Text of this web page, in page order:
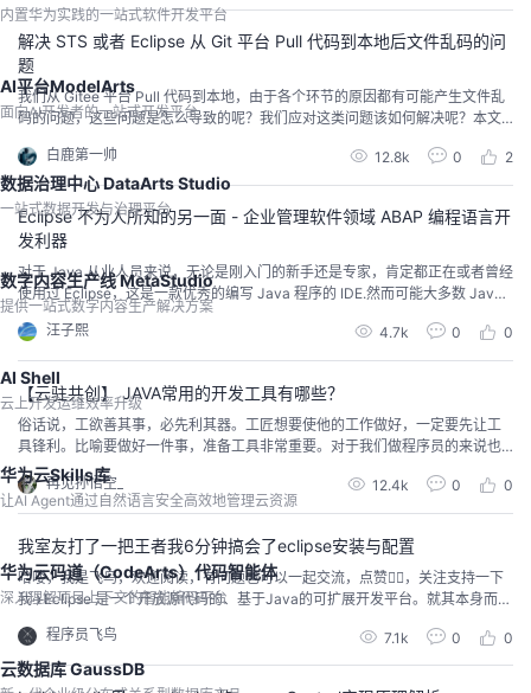
内置华为实践的一站式软件开发平台
AI平台ModelArts
面向AI开发者的一站式开发平台
数据治理中心 DataArts Studio
一站式数据开发与治理平台
数字内容生产线 MetaStudio
提供一站式数字内容生产解决方案
AI Shell
云上开发运维效率升级
华为云Skills库
让AI Agent通过自然语言安全高效地管理云资源
华为云码道（CodeArts）代码智能体
深入理解项目上下文的智能编码平台
云数据库 GaussDB
解决 STS 或者 Eclipse 从 Git 平台 Pull 代码到本地后文件乱码的问
题
我们从 Gitee 平台 Pull 代码到本地，由于各个环节的原因都有可能产生文件乱
码的问题，这些问题是怎么导致的呢？我们应对这类问题该如何解决呢？本文
白鹿第一帅
12.8k 0 2
Eclipse 不为人所知的另一面 - 企业管理软件领域 ABAP 编程语言开
发利器
对于 Java 从业人员来说，无论是刚入门的新手还是专家，肯定都正在或者曾经
使用过 Eclipse，这是一款优秀的编写 Java 程序的 IDE.然而可能大多数 Java
开发人员都没有意识到，Eclipse 同时也能用来进行另一款在企业管理软件开发
领域大名鼎鼎的编程语言的开发工作，这门语言就是 ABAP.在 2022 年 3 月最
新的 TIOBE 编程语言排行榜上，Python, C 和 ...
汪子熙 4.7k 0 0
【云驻共创】 JAVA常用的开发工具有哪些？
俗话说，工欲善其事，必先利其器。工匠想要使他的工作做好，一定要先让工
具锋利。比喻要做好一件事，准备工具非常重要。对于我们做程序员的来说也
是一样的，想要提高开发效率，也需要选择好自己的开发工具，下面我们就来
详细盘点一下Java开发一般都会用到哪些开发工具。
再见孙悟空_ 12.4k 0 0
我室友打了一把王者我6分钟搞会了eclipse安装与配置
哈喽，我是飞鸟，欢迎阅读，有问题也可以一起交流，点赞👍🏻，关注支持一下
我✈️Eclipse 是一个开放源代码的、基于Java的可扩展开发平台。就其本身而
是，Eclipse 附带了一个标准的插件集，包括Java开发工具（Java Developme
nt Kit，JDK）。下载官网：https://www.eclipse.or...
程序员飞鸟 7.1k 0 0